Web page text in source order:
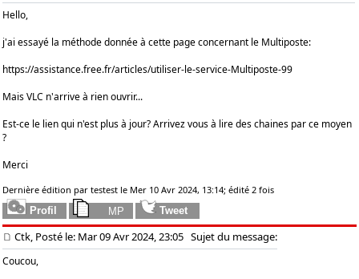
Hello,
j'ai essayé la méthode donnée à cette page concernant le Multiposte:
https://assistance.free.fr/articles/utiliser-le-service-Multiposte-99
Mais VLC n'arrive à rien ouvrir...
Est-ce le lien qui n'est plus à jour? Arrivez vous à lire des chaines par ce moyen
?
Merci
Dernière édition par testest le Mer 10 Avr 2024, 13:14; édité 2 fois
Ctk, Posté le: Mar 09 Avr 2024, 23:05 Sujet du message:
Coucou,